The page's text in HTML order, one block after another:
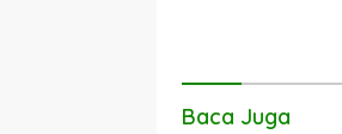
Baca Juga